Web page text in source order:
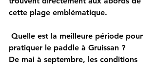
cette plage emblématique.
pratiquer le paddle à Gruissan ?
De mai à septembre, les conditions